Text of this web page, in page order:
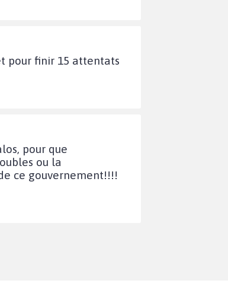
et pour finir 15 attentats
pour que
ou la
ce gouvernement!!!!